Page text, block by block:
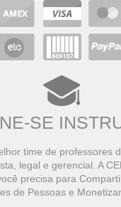
SE
time de professores
legal e gerencial. A
precisa para
de Pessoas e